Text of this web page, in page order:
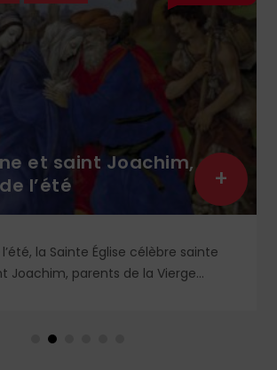
et saint Joachim,
l’été
la Sainte Église célèbre sainte
Joachim, parents de la Vierge
Occident, célèbre par sa piété
+